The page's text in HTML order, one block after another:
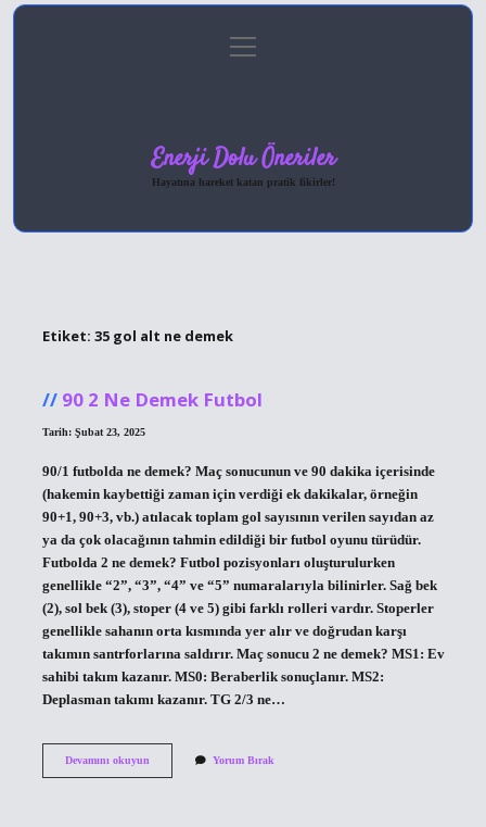
Gizlilik Politikası
menüyü
aç
Enerji Dolu Öneriler
Hayatına hareket katan pratik fikirler!
Etiket: 35 gol alt ne demek
90 2 Ne Demek Futbol
Tarih: Şubat 23, 2025
90/1 futbolda ne demek? Maç sonucunun ve 90 dakika içerisinde
(hakemin kaybettiği zaman için verdiği ek dakikalar, örneğin
90+1, 90+3, vb.) atılacak toplam gol sayısının verilen sayıdan az
ya da çok olacağının tahmin edildiği bir futbol oyunu türüdür.
Futbolda 2 ne demek? Futbol pozisyonları oluşturulurken
genellikle “2”, “3”, “4” ve “5” numaralarıyla bilinirler. Sağ bek
(2), sol bek (3), stoper (4 ve 5) gibi farklı rolleri vardır. Stoperler
genellikle sahanın orta kısmında yer alır ve doğrudan karşı
takımın santrforlarına saldırır. Maç sonucu 2 ne demek? MS1: Ev
sahibi takım kazanır. MS0: Beraberlik sonuçlanır. MS2:
Deplasman takımı kazanır. TG 2/3 ne…
Devamını okuyun90
Yorum Bırak